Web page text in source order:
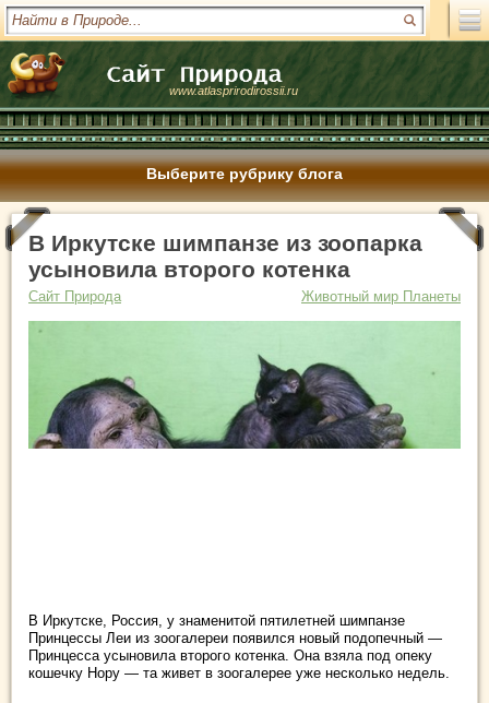
www.atlasprirodirossii.ru
Выберите рубрику блога
В Иркутске шимпанзе из зоопарка
усыновила второго котенка
Сайт Природа Животный мир Планеты
В Иркутске, Россия, у знаменитой пятилетней шимпанзе
Принцессы Леи из зоогалереи появился новый подопечный —
Принцесса усыновила второго котенка. Она взяла под опеку
кошечку Нору — та живет в зоогалерее уже несколько недель.